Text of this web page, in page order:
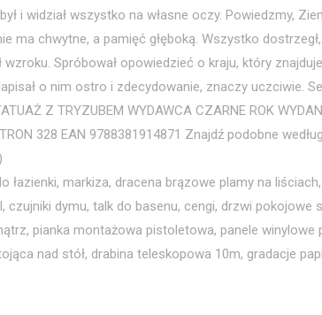
i widział wszystko na własne oczy. Powiedzmy,
ma chwytne, a pamięć głęboką. Wszystko
wzroku. Spróbował opowiedzieć o kraju, który
o nim ostro i zdecydowanie, znaczy uczciwie.
Z TRYZUBEM WYDAWCA CZARNE ROK
328 EAN 9788381914871 Znajdź podobne
łazienki, markiza, dracena brązowe plamy na
czujniki dymu, talk do basenu, cengi, drzwi
pianka montażowa pistoletowa, panele winylowe
nad stół, drabina teleskopowa 10m, gradacje